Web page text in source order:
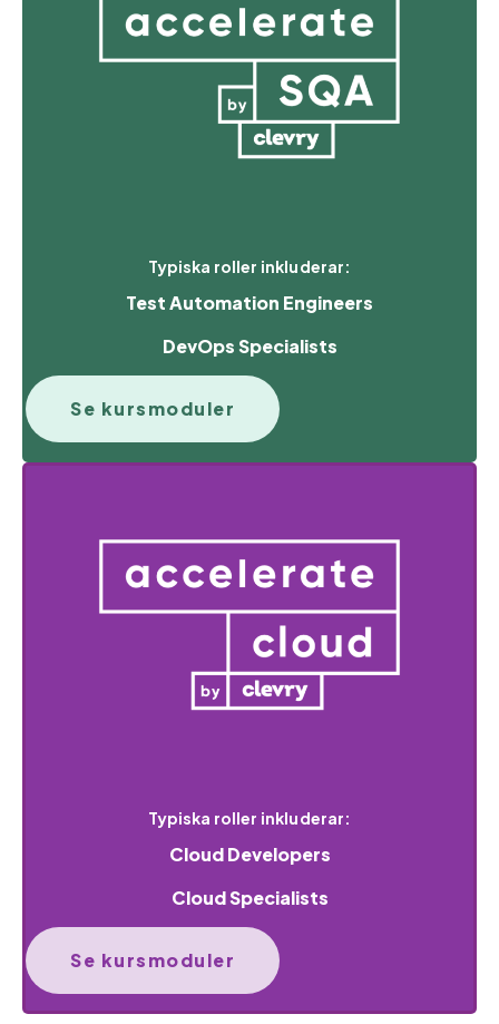
Typiska roller inkluderar:
Test Automation Engineers
DevOps Specialists
Se kursmoduler
Typiska roller inkluderar:
Cloud Developers
Cloud Specialists
Se kursmoduler